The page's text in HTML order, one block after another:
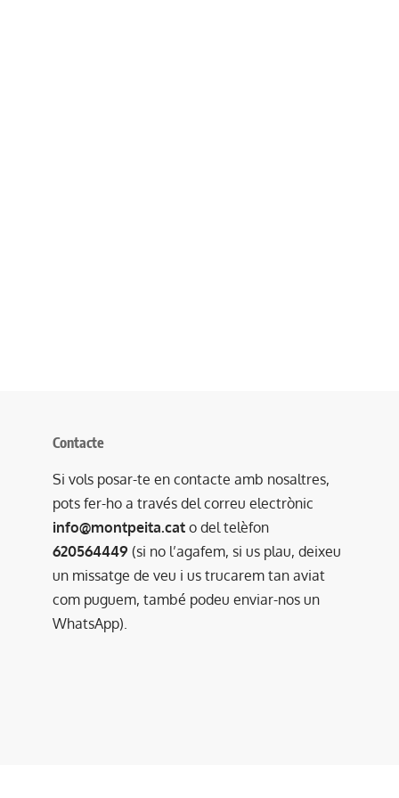
Contacte
Si vols posar-te en contacte amb nosaltres,
pots fer-ho a través del correu electrònic
info@montpeita.cat o del telèfon
620564449 (si no l’agafem, si us plau, deixeu
un missatge de veu i us trucarem tan aviat
com puguem, també podeu enviar-nos un
WhatsApp).